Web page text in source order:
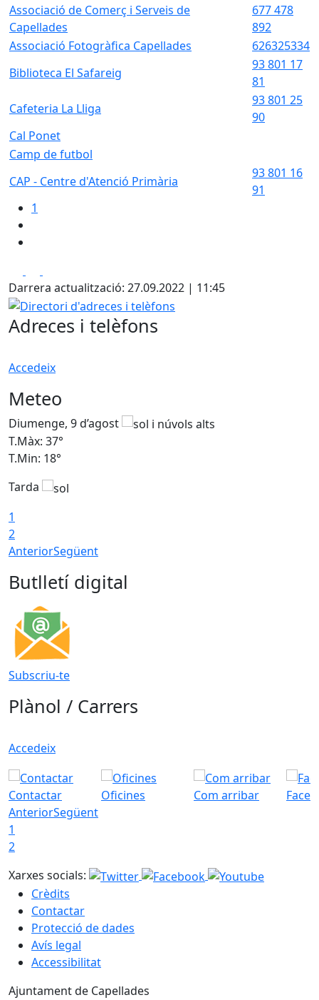
Associació de Comerç i Serveis de
Capellades
677 478
892
Associació Fotogràfica Capellades
626325334
Biblioteca El Safareig
93 801 17
81
Cafeteria La Lliga
93 801 25
90
Cal Ponet
Camp de futbol
CAP - Centre d'Atenció Primària
93 801 16
91
1
Darrera actualització: 27.09.2022 | 11:45
Directori d'adreces i telèfons
Adreces i telèfons
Accedeix
Meteo
Diumenge, 9 d’agost
T.Màx: 37°
T.Min: 18°
Tarda
1
2
AnteriorSegüent
Butlletí digital
Subscriu-te
Plànol / Carrers
Accedeix
Contactar Oficines Com arribar
AnteriorSegüent
1
2
Xarxes socials:
Crèdits
Contactar
Protecció de dades
Avís legal
Accessibilitat
Ajuntament de Capellades